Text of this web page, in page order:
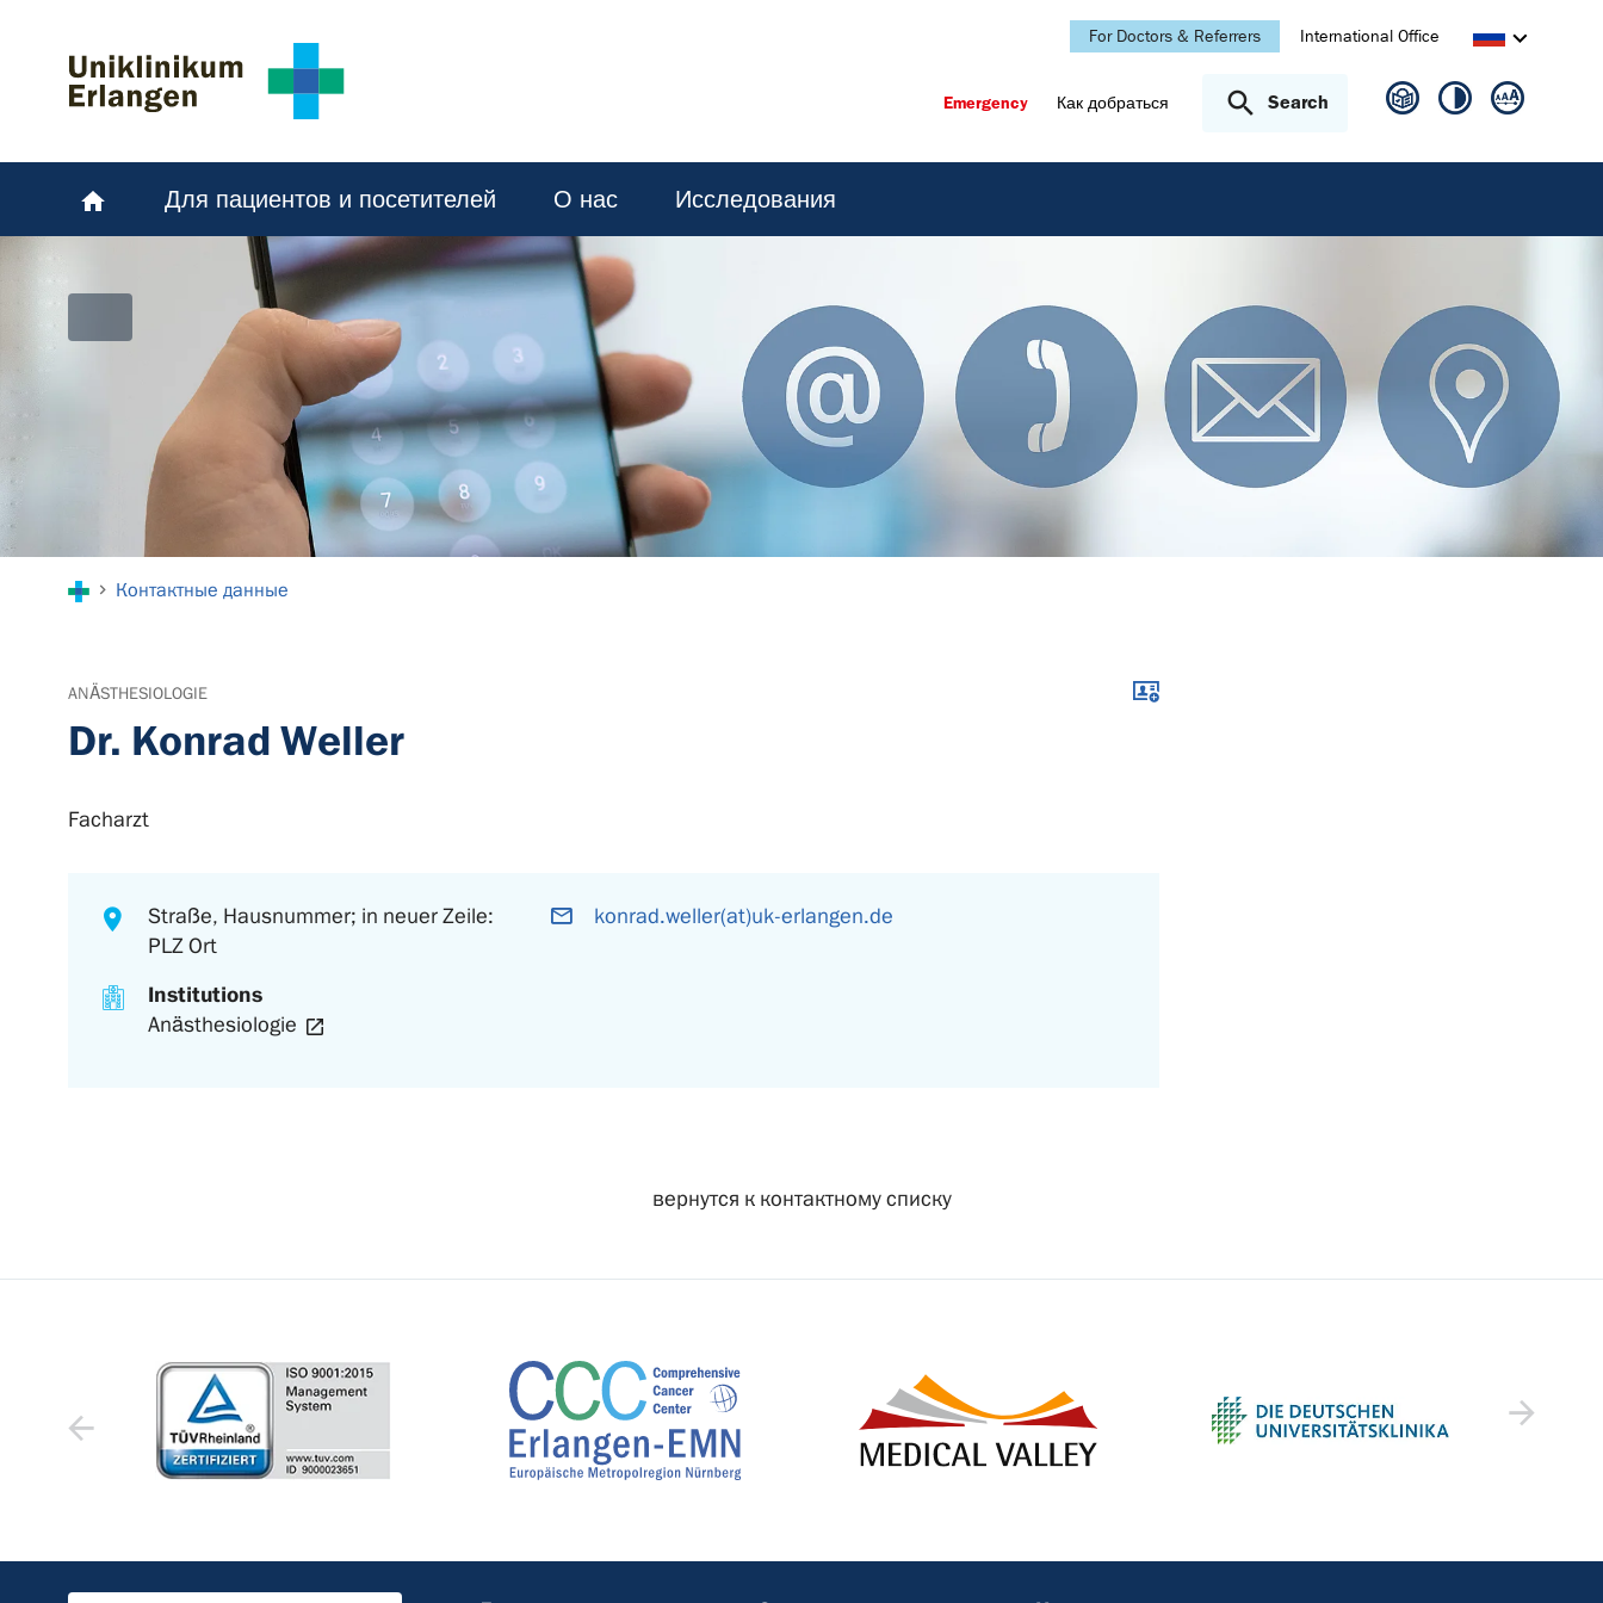
For Doctors & Referrers International Office
Emergency Как добраться Search
Для пациентов и посетителей О нас Исследования
Контактные данные
ANÄSTHESIOLOGIE
Dr. Konrad Weller
Facharzt
Download xcf file
Straße, Hausnummer; in neuer Zeile:
PLZ Ort
Institutions
Anästhesiologie
konrad.weller(at)uk-erlangen.de
вернутся к контактному списку